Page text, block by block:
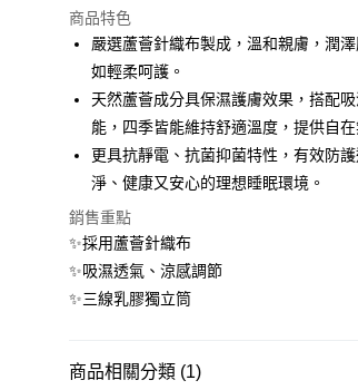
上海商業儲蓄銀行
國泰世華商業銀行
兆豐
臺灣中小企業銀行
聯邦商業銀行
遠東
元大商業銀行
永豐
玉山商業銀行
星展
台新國際商業銀行
中國
華南商業銀行
上海商業儲蓄銀行
台北
國泰世華商業銀行
臺灣中小企業銀行
台中
匯豐（台灣）商業銀行
華泰
元大商業銀行
永豐
玉山商業銀行
星展
台新國際商業銀行
台灣樂天信用卡公司
合作金庫商業銀行
第一
華南商業銀行
彰化
上海商業儲蓄銀行
國泰世華商業銀行
兆豐
臺灣中小企業銀行
台中
匯豐（台灣）商業銀行
華泰
聯邦商業銀行
玉山商業銀行
台新國際商業銀行
台灣樂天信用卡公司
LINE Pay
Apple Pay
街口支付
悠遊付
ATM付款
宅配
商品特色
嚴選蘆薈針織布製成，溫和親膚，潤
如輕柔呵護。
天然蘆薈成分具保濕護膚效果，搭配
能，四季皆能維持舒適溫度，提供自
更具抗靜電、抗菌抑菌特性，有效防
淨、健康又安心的理想睡眠環境。
銷售重點
✨採用蘆薈針織布
✨吸濕透氣、涼感調節
✨三線乳膠獨立筒
商品相關分類 (1)